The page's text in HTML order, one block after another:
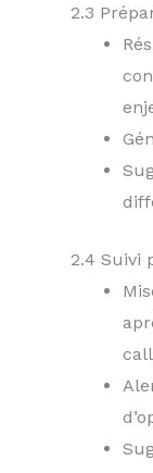
2.3
2.4 Suivi